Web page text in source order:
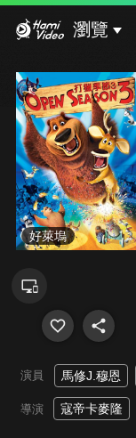
瀏覽
好萊塢
演員 馬修J.穆恩
導演 寇帝卡麥隆